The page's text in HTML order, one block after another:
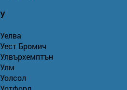
У
Уелва
Уест Бромич
Улвърхемптън
Улм
Уолсол